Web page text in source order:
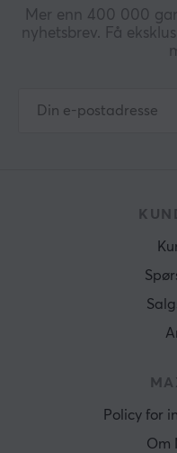
Mer enn 400 000
nyhetsbrev. Få
Policy for
Om